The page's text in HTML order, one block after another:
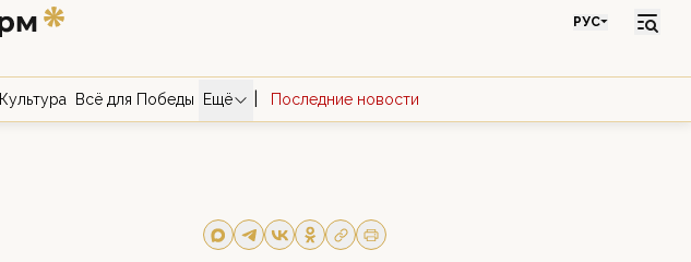
РУС
Культура Всё для Победы Ещё Последние новости